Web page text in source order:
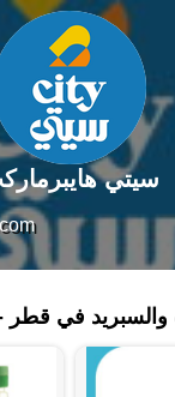
سيتي
في قطر -